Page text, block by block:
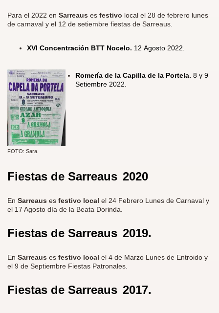
Para el 2022 en Sarreaus es festivo local el 28 de febrero lunes
de carnaval y el 12 de setiembre fiestas de Sarreaus.
XVI Concentración BTT Nocelo. 12 Agosto 2022.
FOTO: Sara.
Romería de la Capilla de la Portela. 8 y 9
Setiembre 2022.
Fiestas de Sarreaus 2020
En Sarreaus es festivo local el 24 Febrero Lunes de Carnaval y
el 17 Agosto día de la Beata Dorinda.
Fiestas de Sarreaus 2019.
En Sarreaus es festivo local el 4 de Marzo Lunes de Entroido y
el 9 de Septiembre Fiestas Patronales.
Fiestas de Sarreaus 2017.